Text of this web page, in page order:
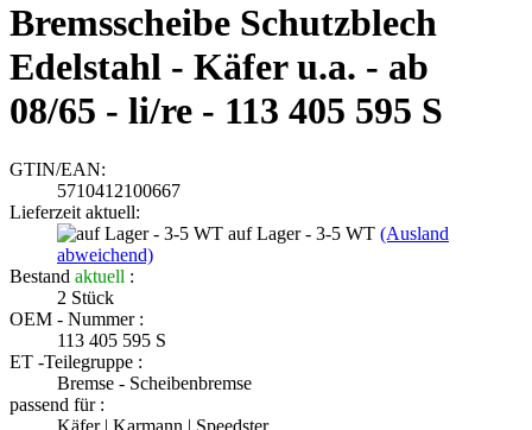
Bremsscheibe Schutzblech
Edelstahl - Käfer u.a. - ab
08/65 - li/re - 113 405 595 S
GTIN/EAN:
5710412100667
Lieferzeit aktuell:
auf Lager - 3-5 WT (Ausland
abweichend)
Bestand aktuell :
2 Stück
OEM - Nummer :
113 405 595 S
ET -Teilegruppe :
Bremse - Scheibenbremse
passend für :
Käfer | Karmann | Speedster